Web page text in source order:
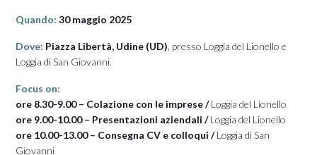
Quando:30 maggio 2025
Dove: Piazza Libertà, Udine (UD), presso Loggia del Lionello e
Loggia di San Giovanni.
Focus on:
ore 8.30-9.00 – Colazione con le imprese /Loggia del Lionello
ore 9.00-10.00 – Presentazioni aziendali /Loggia del Lionello
ore 10.00-13.00 – Consegna CV e colloqui /Loggia di San
Giovanni